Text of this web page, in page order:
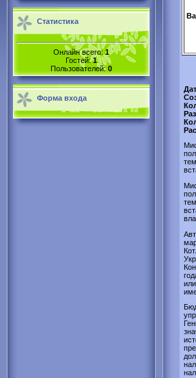
Статистика
Онлайн всего: 1
Гостей:1
Пользователей:0
Форма входа